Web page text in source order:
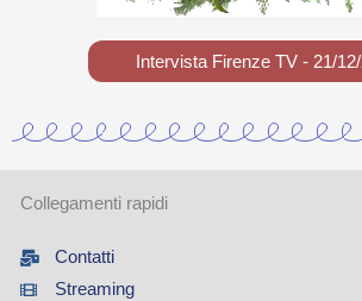
Intervista Firenze TV - 21/
Collegamenti rapidi
Contatti
Streaming